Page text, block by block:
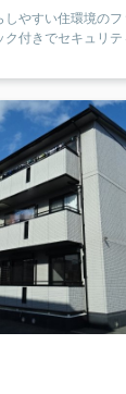
やすい住環境のフ
付きでセキュリテ